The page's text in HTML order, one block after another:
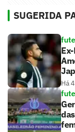
SUGERIDA
Há